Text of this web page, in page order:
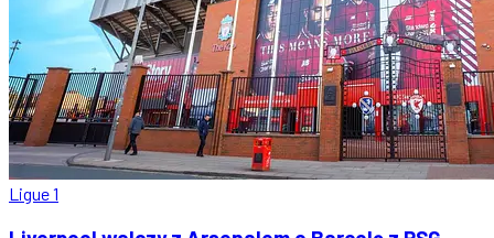
Ligue 1